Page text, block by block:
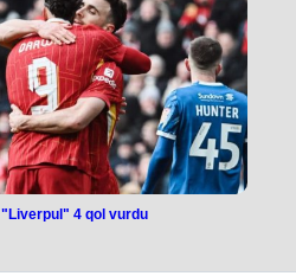
"Liverpul" 4 qol vurdu